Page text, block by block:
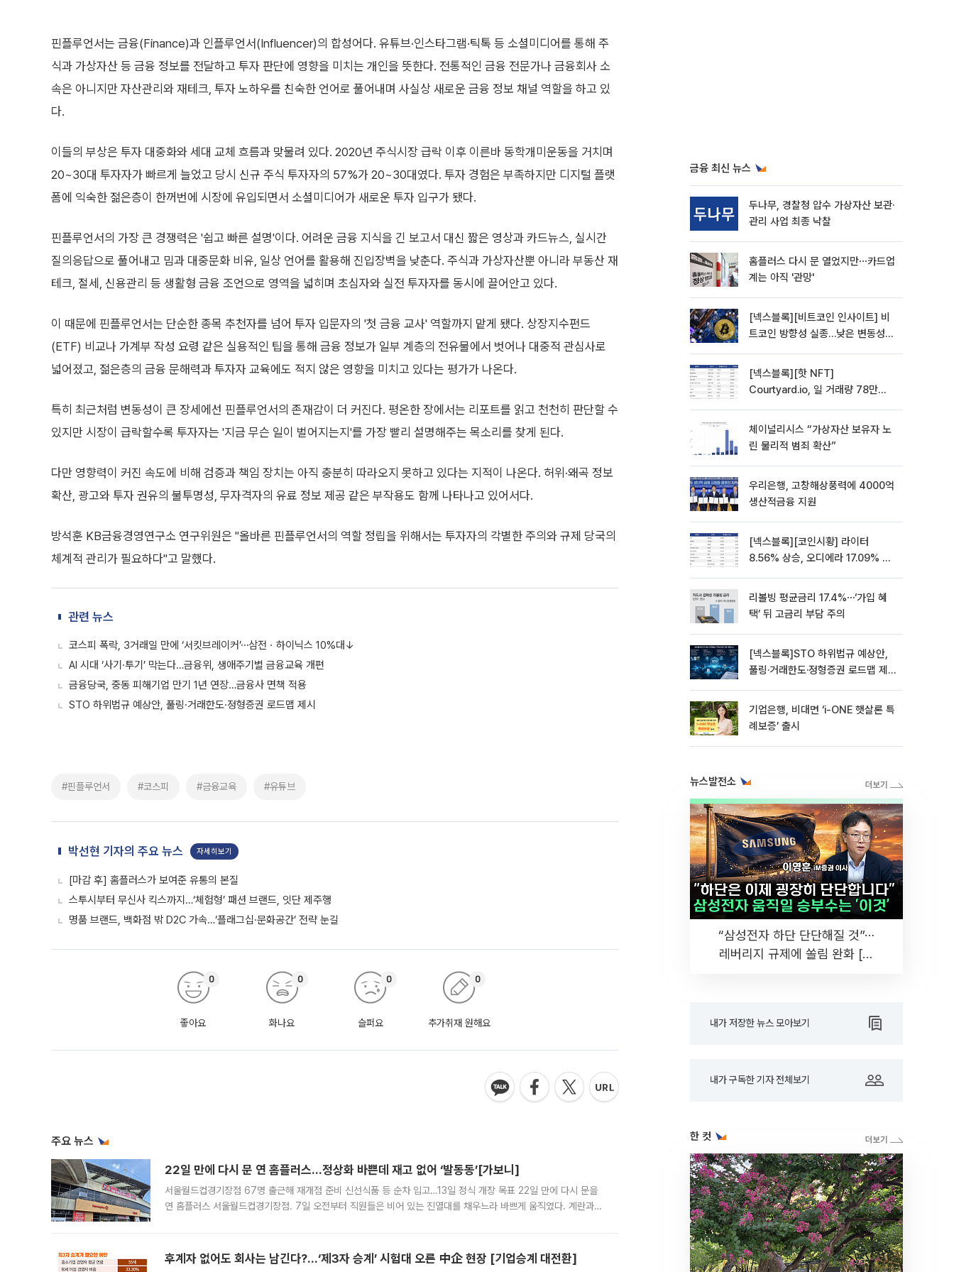
(ETF) 비교나 가계부 작성 요령 같은 실용적인 팁을 통해 금융 정보가 일부 계층의 전유물에서 벗어나 대중적 관심사로
넓어졌고, 젊은층의 금융 문해력과 투자자 교육에도 적지 않은 영향을 미치고 있다는 평가가 나온다.
특히 최근처럼 변동성이 큰 장세에선 핀플루언서의 존재감이 더 커진다. 평온한 장에서는 리포트를 읽고 천천히 판단할 수
다만 영향력이 커진 속도에 비해 검증과 책임 장치는 아직 충분히 따라오지 못하고 있다는 지적이 나온다. 허위·왜곡 정보
확산, 광고와 투자 권유의 불투명성, 무자격자의 유료 정보 제공 같은 부작용도 함께 나타나고 있어서다.
방석훈 KB금융경영연구소 연구위원은 "올바른 핀플루언서의 역할 정립을 위해서는 투자자의 각별한 주의와 규제 당국의
체계적 관리가 필요하다"고 말했다.
관련 뉴스
코스피 폭락, 3거래일 만에 ‘서킷브레이커’⋯삼전ㆍ하이닉스 10%대↓
AI 시대 ‘사기·투기’ 막는다…금융위, 생애주기별 금융교육 개편
STO 하위법규 예상안, 풀링·거래한도·정형증권 로드맵 제시
#핀플루언서 #코스피 #금융교육 #유튜브
박선현 기자의 주요 뉴스 자세히보기
명품 브랜드, 백화점 밖 D2C 가속…‘플래그십·문화공간’ 전략 눈길
0 0
주요 뉴스
22일 만에 다시 문 연 홈플러스…정상화 바쁜데 재고 없어 ‘발동동’[가보니]
서울월드컵경기장점 67명 출근해 재개점 준비 신선식품 등 순차 입고…13일 정식 개장 목표 22일 만에 다시 문을
연 홈플러스 서울월드컵경기장점. 7일 오전부터 직원들은 비어 있는 진열대를 채우느라 바쁘게 움직였다. 계란과
우유, 과일 같은 신선식품이 차근차근 자리를 잡기 시작했지만, 매장 곳곳엔 여전히 텅 빈 매대가 먼저 눈에 들어왔
후계자 부재 기업에 M&A·EBO 세제 지원 첫발 매수자 발굴·인수자금·거래망 이전은 여전히 과제 정부가 혈연 중심
이던 기업승계 세제의 문을 동종기업과 장기근속 임직원 등 제3자에게 연다. 후계자를 찾지 못한 중소기업이 폐업
쏠린다. 지난달 말 급락장으로 후보군의 시가총액이 크게 흔들렸지만 저점 이후 주가가 상당 부분 회복되면서 편입
가능성과 지수 추종 자금 유입 기대가 다시 부각되고 있다. 7일 금융투자업계에 따르면 MSCI는 한국시간으로 오는
용산 대통령실 상징체계(CI) 개발에 참여했던 디자인 전문업체 피앤(P&)인 것으로 확인됐다. 8억 원이 투입된 부산
도시브랜드 사업이 공개 이후 시민 공감 부족과 디자인 정체성 논란에 휩싸였던 만큼, 사업 선정 과정과 결과물에
에 따르면 이날 북태평양고기압의 영향으로 전국 대부분 지역의 기온이 평년보다 높겠다. 아침 최저기온은 22~27
도, 낮 최고기온은 31~39도로, 전국 대부분 지역에 폭염특보가 발효된 가운데 최고체감온도는 35도 안팎까지 올라
금융 최신 뉴스
두나무, 경찰청 압수 가상자산 보관·
관리 사업 최종 낙찰
홈플러스 다시 문 열었지만⋯카드업
계는 아직 '관망'
[넥스블록][비트코인 인사이트] 비
트코인 방향성 실종…낮은 변동성에
[넥스블록][핫 NFT]
Courtyard.io, 일 거래량 78만
체이널리시스 “가상자산 보유자 노
린 물리적 범죄 확산”
우리은행, 고창해상풍력에 4000억
생산적금융 지원
[넥스블록][코인시황] 라이터
8.56% 상승, 오디에라 17.09% 하
리볼빙 평균금리 17.4%⋯‘가입 혜
택’ 뒤 고금리 부담 주의
[넥스블록]STO 하위법규 예상안,
풀링·거래한도·정형증권 로드맵 제
기업은행, 비대면 ‘i-ONE 햇살론 특
례보증’ 출시
뉴스발전소
“삼성전자 하단 단단해질 것”⋯
레버리지 규제에 쏠림 완화 [찐
내가 저장한 뉴스 모아보기
내가 구독한 기자 전체보기
한 컷